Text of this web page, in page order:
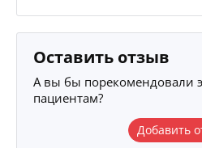
Оставить отзыв
А вы бы порекомендовали
пациентам?
Добавить